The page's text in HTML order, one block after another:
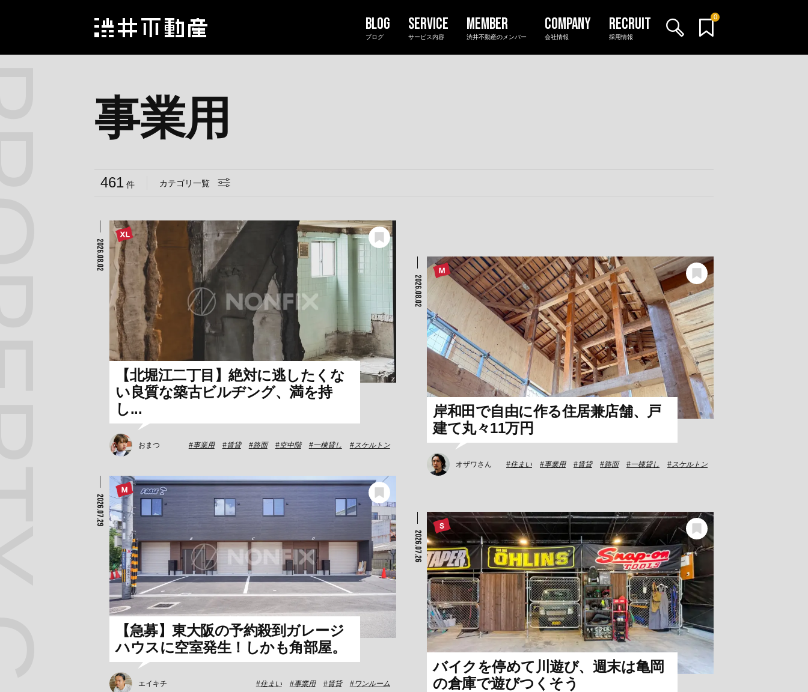
0
ブログ サービス内容 渋井不動産のメンバー 会社情報 採用情報
事業用
461 件 カテゴリ一覧
2026.08.02
【北堀江二丁目】絶対に逃したくな
い良質な築古ビルヂング、満を持
し...
おまつ 事業用 賃貸 路面 空中階 一棟貸し スケルトン
2026.08.02
岸和田で自由に作る住居兼店舗、戸
建て丸々11万円
オザワさん 住まい 事業用 賃貸 路面 一棟貸し スケルトン
2026.07.29
【急募】東大阪の予約殺到ガレージ
ハウスに空室発生！しかも角部屋。
エイキチ 住まい 事業用 賃貸 ワンルーム
2026.07.26
バイクを停めて川遊び、週末は亀岡
の倉庫で遊びつくそう